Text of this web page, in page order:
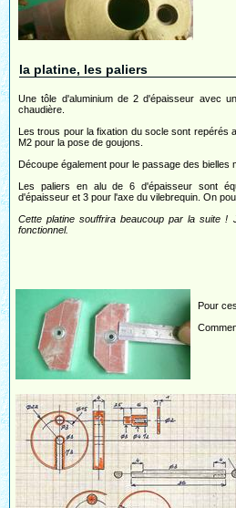
la platine, les paliers
Une tôle d'aluminium de 2 d'épaisseur avec
chaudière.
Les trous pour la fixation du socle sont repérés
M2 pour la pose de goujons.
Découpe également pour le passage des bielles
Les paliers en alu de 6 d'épaisseur sont
d'épaisseur et 3 pour l'axe du vilebrequin. On
Cette platine souffrira beaucoup par la suite
fonctionnel.
Pour